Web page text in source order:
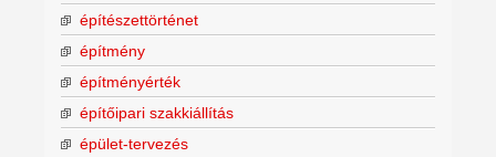
építészettörténet
építmény
építményérték
építőipari szakkiállítás
épület-tervezés